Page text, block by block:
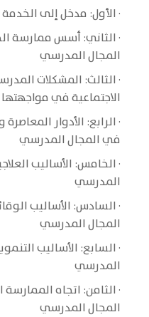
· الأول: مدخل إلى
· الثاني: أسس ممارسة
المجال المدرسي
· الثالث: المشكلات
الاجتماعية في مواجهتها
· الرابع: الأدوار
في المجال المدرسي
· الخامس: الأساليب
المدرسي
· السادس: الأساليب
المجال المدرسي
· السابع: الأساليب
المدرسي
· الثامن: اتجاه
المجال المدرسي